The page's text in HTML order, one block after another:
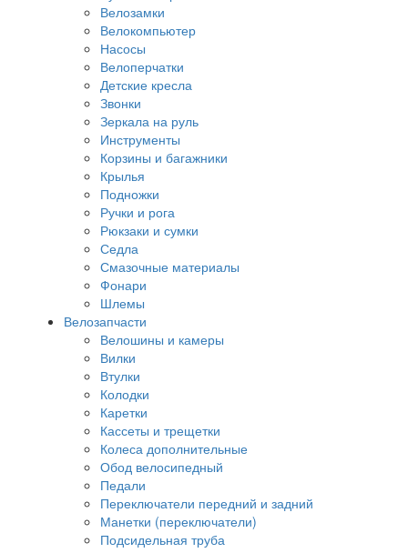
Велозамки
Велокомпьютер
Насосы
Велоперчатки
Детские кресла
Звонки
Зеркала на руль
Инструменты
Корзины и багажники
Крылья
Подножки
Ручки и рога
Рюкзаки и сумки
Седла
Смазочные материалы
Фонари
Шлемы
Велозапчасти
Велошины и камеры
Вилки
Втулки
Колодки
Каретки
Кассеты и трещетки
Колеса дополнительные
Обод велосипедный
Педали
Переключатели передний и задний
Манетки (переключатели)
Подсидельная труба